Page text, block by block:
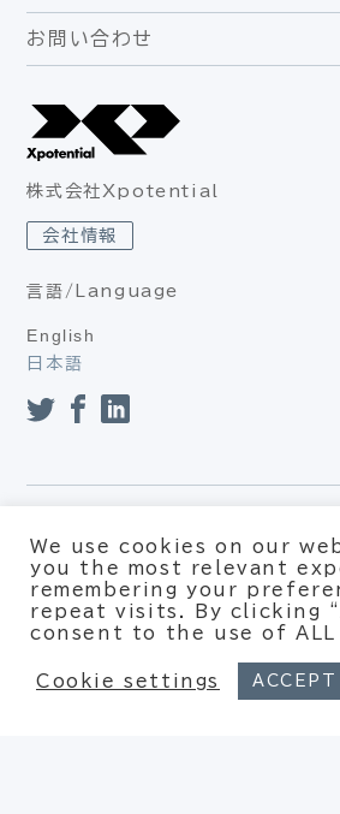
お問い合わせ
株式会社Xpotential
会社情報
言語/Language
English
日本語
い）
利用約款
© Xpotential – All
We use cookies on our
you the most relevant
remembering your
repeat visits. By clicking
consent to the use of ALL
Cookie settings ACCEPT